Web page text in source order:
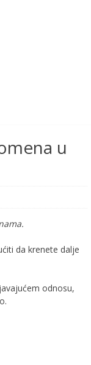
u
da krenete dalje
odnosu,